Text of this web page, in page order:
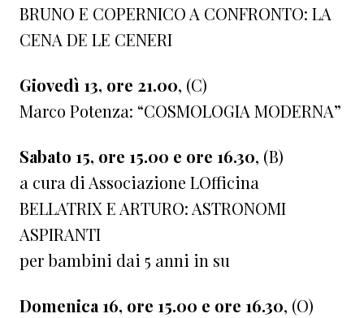
BRUNO E COPERNICO A CONFRONTO: LA
CENA DE LE CENERI
Giovedì 13, ore 21.00, (C)
Marco Potenza: “COSMOLOGIA MODERNA”
Sabato 15, ore 15.00 e ore 16.30, (B)
a cura di Associazione LOfficina
BELLATRIX E ARTURO: ASTRONOMI
ASPIRANTI
per bambini dai 5 anni in su
Domenica 16, ore 15.00 e ore 16.30, (O)